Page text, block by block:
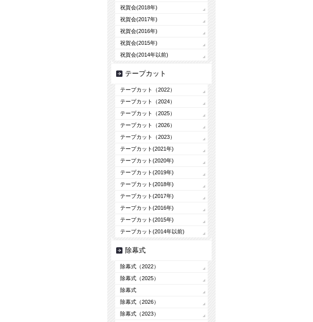
祝賀会(2018年)
祝賀会(2017年)
祝賀会(2016年)
祝賀会(2015年)
祝賀会(2014年以前)
テープカット
テープカット（2022）
テープカット（2024）
テープカット（2025）
テープカット（2026）
テープカット（2023）
テープカット(2021年)
テープカット(2020年)
テープカット(2019年)
テープカット(2018年)
テープカット(2017年)
テープカット(2016年)
テープカット(2015年)
テープカット(2014年以前)
除幕式
除幕式（2022）
除幕式（2025）
除幕式
除幕式（2026）
除幕式（2023）